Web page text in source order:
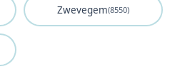
Zwevegem(8550)